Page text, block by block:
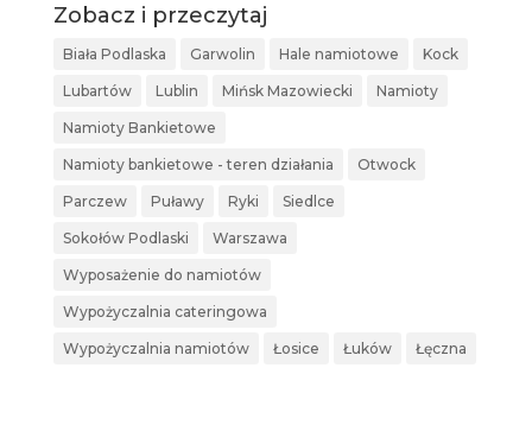
Zobacz i przeczytaj
Biała Podlaska Garwolin Hale namiotowe Kock
Lubartów Lublin Mińsk Mazowiecki Namioty
Namioty Bankietowe
Namioty bankietowe - teren działania Otwock
Parczew Puławy Ryki Siedlce
Sokołów Podlaski Warszawa
Wyposażenie do namiotów
Wypożyczalnia cateringowa
Wypożyczalnia namiotów Łosice Łuków Łęczna